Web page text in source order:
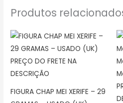
Produtos
FIGURA CHAP MEI XERIFE – 29